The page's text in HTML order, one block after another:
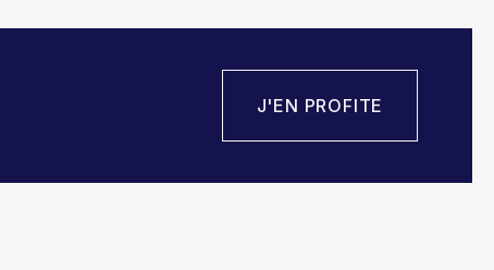
J'EN PROFITE